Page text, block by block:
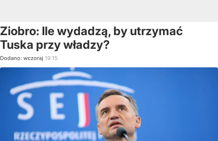
Ziobro: Ile wydadzą, by utrzymać
Tuska przy władzy?
Dodano: wczoraj 19:15